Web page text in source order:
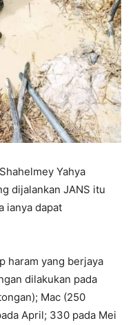
Yahya
dijalankan JANS itu
ianya dapat
haram yang berjaya
dilakukan pada
Mac (250
April; 330 pada Mei